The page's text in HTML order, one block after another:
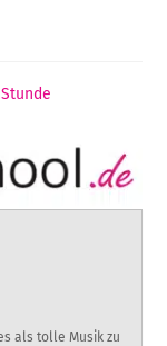
als tolle Musik zu